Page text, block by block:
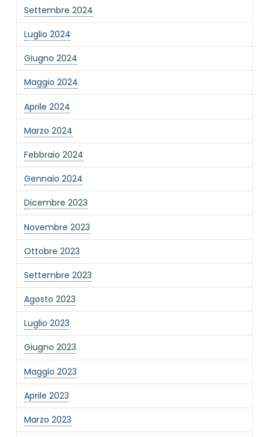
Settembre 2024
Luglio 2024
Giugno 2024
Maggio 2024
Aprile 2024
Marzo 2024
Febbraio 2024
Gennaio 2024
Dicembre 2023
Novembre 2023
Ottobre 2023
Settembre 2023
Agosto 2023
Luglio 2023
Giugno 2023
Maggio 2023
Aprile 2023
Marzo 2023
Informativa Privacy
Ho preso visione dell'informativa privacy
Privacy Policy completa
Newsletter
Desidero rimanere aggiornato sulle ultime
novità dell'Associazione tramite l'iscrizione alla
newsletter
Invia